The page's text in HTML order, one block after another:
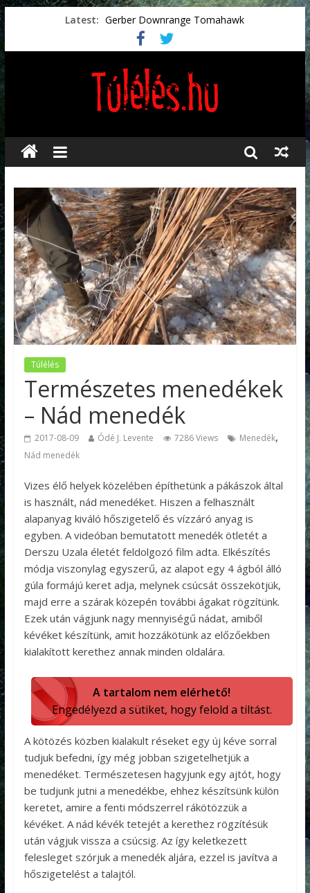
Latest: Gerber Downrange Tomahawk
Vészhelyzeti élelmiszerek
Svéd vészhelyzeti tájékoztató.
Vészhelyzetkezelés
Préselt törlőkendők
Túlélés
Természetes menedékek
– Nád menedék
2017-08-09 Ódé J. Levente 7286 Views Menedék,
Nád menedék
Vizes élő helyek közelében építhetünk a pákászok által
is használt, nád menedéket. Hiszen a felhasznált
alapanyag kiváló hőszigetelő és vízzáró anyag is
egyben. A videóban bemutatott menedék ötletét a
Derszu Uzala életét feldolgozó film adta. Elkészítés
módja viszonylag egyszerű, az alapot egy 4 ágból álló
gúla formájú keret adja, melynek csúcsát összekötjük,
majd erre a szárak közepén további ágakat rögzítünk.
Ezek után vágjunk nagy mennyiségű nádat, amiből
kévéket készítünk, amit hozzákötünk az előzőekben
kialakított kerethez annak minden oldalára.
A tartalom nem elérhető!
Engedélyezd a sütiket, hogy felold a tiltást.
A kötözés közben kialakult réseket egy új kéve sorral
tudjuk befedni, így még jobban szigetelhetjük a
menedéket. Természetesen hagyjunk egy ajtót, hogy
be tudjunk jutni a menedékbe, ehhez készítsünk külön
keretet, amire a fenti módszerrel rákötözzük a
kévéket. A nád kévék tetejét a kerethez rögzítésük
után vágjuk vissza a csúcsig. Az így keletkezett
felesleget szórjuk a menedék aljára, ezzel is javítva a
hőszigetelést a talajtól.